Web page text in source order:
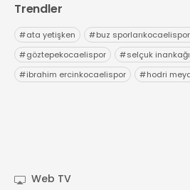
Trendler
#ata yetişken #buz
#göztepekocaelispor #selçuk
#ibrahim ercinkocaelispor #hodri
Web TV